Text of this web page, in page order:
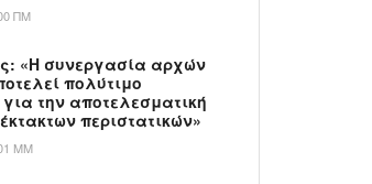
ΠΜ
«Η συνεργασία αρχών
πολύτιμο
την αποτελεσματική
περιστατικών»
ΜΜ